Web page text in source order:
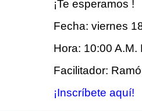
¡Te esperamos !
Fecha: viernes
Hora: 10:00 A.M.
Facilitador:
¡Inscríbete aquí!